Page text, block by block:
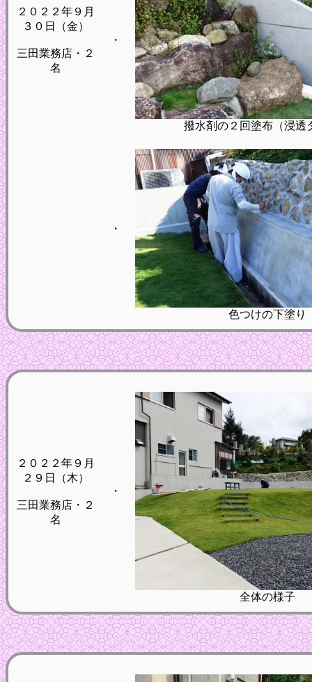
２０２２年９月
３０日（金）
三田業務店・２
名
・
撥水剤の２回塗布（浸透
・
色つけの下塗り
２０２２年９月
２９日（木）
三田業務店・２
名
・
全体の様子